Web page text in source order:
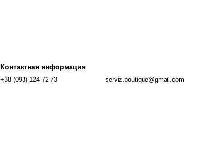
Контактная информация
+38 (093) 124-72-73 serviz.boutique@gmail.com